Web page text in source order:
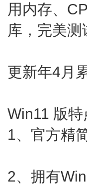
用内存、
库，完美
更新年4月
Win11 版
1、官方精
2、拥有